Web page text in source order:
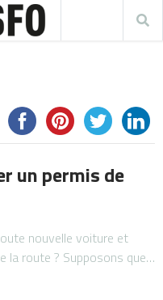
un permis de
nouvelle voiture et
la route ? Supposons que…